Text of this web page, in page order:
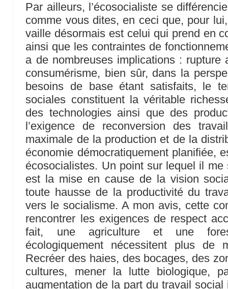
Par ailleurs, l’écosocialiste se
comme vous dites, en ceci que, pour
vaille désormais est celui qui prend en
ainsi que les contraintes de
a de nombreuses implications : rupture
consumérisme, bien sûr, dans la
besoins de base étant satisfaits, le
sociales constituent la véritable
des technologies ainsi que des
l’exigence de reconversion des
maximale de la production et de la
économie démocratiquement planifiée,
écosocialistes. Un point sur lequel il me
est la mise en cause de la vision
toute hausse de la productivité du
vers le socialisme. A mon avis, cette
rencontrer les exigences de respect
fait, une agriculture et une
écologiquement nécessitent plus de
Recréer des haies, des bocages, des
cultures, mener la lutte biologique,
augmentation de la part du travail